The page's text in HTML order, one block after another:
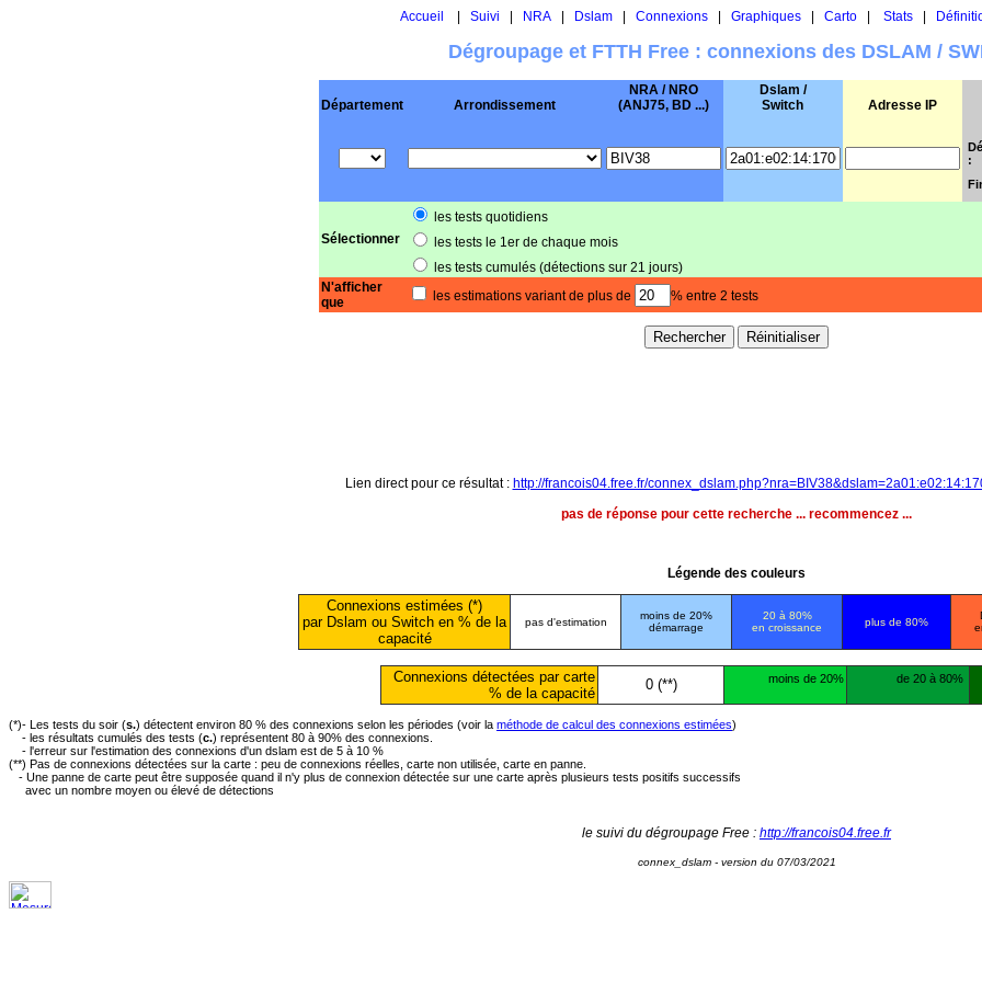
Accueil Suivi NRA| Dslam| Connexions| Graphiques| Carto| Stats|
Dégroupage et FTTH Free : connexions des DSLAM /
Département Arrondissement
NRA / NRO
(ANJ75, BD ...)
Dslam /
Switch
Adresse IP
:
Sélectionner
les tests quotidiens
les tests le 1er de chaque mois
les tests cumulés (détections sur 21 jours)
N'afficher
que
les estimations variant de plus de % entre 2 tests
Lien direct pour ce résultat : http://francois04.free.fr/
pas de réponse pour cette recherche ... recommencez ...
Légende des couleurs
Connexions estimées (*)
par Dslam ou Switch en % de la
capacité
pas d'estimation
moins de 20%
démarrage
20 à 80%
en croissance
plus de 80%
Connexions détectées par carte
% de la capacité
0 (**) moins de 20% de 20 à 80%
(*)- Les tests du soir (s.) détectent environ 80 % des connexions selon les périodes (voir la méthode de calcul des connexions estimées)
- les résultats cumulés des tests (c.) représentent 80 à 90% des connexions.
- l'erreur sur l'estimation des connexions d'un dslam est de 5 à 10 %
(**) Pas de connexions détectées sur la carte : peu de connexions réelles, carte non utilisée, carte en panne.
- Une panne de carte peut être supposée quand il n'y plus de connexion détectée sur une carte après plusieurs tests positifs successifs
avec un nombre moyen ou élevé de détections
le suivi du dégroupage Free : http://francois04.free.fr
connex_dslam - version du 07/03/2021